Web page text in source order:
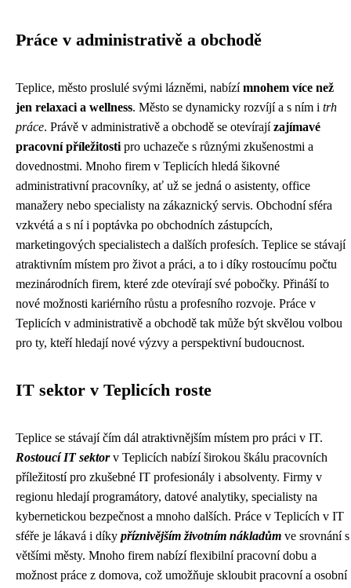
Práce v administrativě a obchodě
Teplice, město proslulé svými lázněmi, nabízímnohem více než
jen relaxaci a wellness. Město se dynamicky rozvíjí a s ním i trh
práce. Právě v administrativě a obchodě se otevírajízajímavé
pracovní příležitosti pro uchazeče s různými zkušenostmi a
dovednostmi. Mnoho firem v Teplicích hledá šikovné
administrativní pracovníky, ať už se jedná o asistenty, office
manažery nebo specialisty na zákaznický servis. Obchodní sféra
vzkvétá a s ní i poptávka po obchodních zástupcích,
marketingových specialistech a dalších profesích. Teplice se stávají
atraktivním místem pro život a práci, a to i díky rostoucímu počtu
mezinárodních firem, které zde otevírají své pobočky. Přináší to
nové možnosti kariérního růstu a profesního rozvoje. Práce v
Teplicích v administrativě a obchodě tak může být skvělou volbou
pro ty, kteří hledají nové výzvy a perspektivní budoucnost.
IT sektor v Teplicích roste
Teplice se stávají čím dál atraktivnějším místem pro práci v IT.
Rostoucí IT sektorv Teplicích nabízí širokou škálu pracovních
příležitostí pro zkušebné IT profesionály i absolventy. Firmy v
regionu hledají programátory, datové analytiky, specialisty na
kybernetickou bezpečnost a mnoho dalších. Práce v Teplicích v IT
sféře je lákavá i díky příznivějším životním nákladům ve srovnání s
většími městy. Mnoho firem nabízí flexibilní pracovní dobu a
možnost práce z domova, což umožňuje skloubit pracovní a osobní